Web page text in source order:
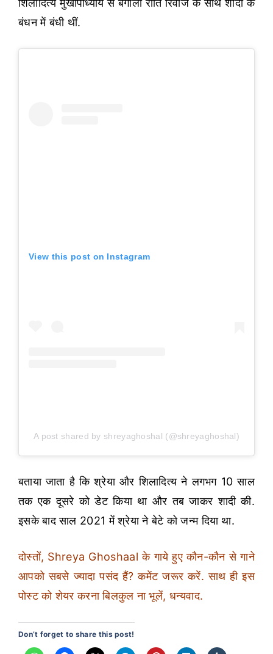
शिलादित्य मुखोपाध्याय से बंगाली रीति रिवाज के साथ शादी के
बंधन में बंधी थीं.
View this post on Instagram
A post shared by shreyaghoshal (@shreyaghoshal)
बताया जाता है कि श्रेया और शिलादित्य ने लगभग 10 साल
तक एक दूसरे को डेट किया था और तब जाकर शादी की.
इसके बाद साल 2021 में श्रेया ने बेटे को जन्म दिया था.
दोस्तों, Shreya Ghoshaal के गाये हुए कौन-कौन से गाने
आपको सबसे ज्यादा पसंद हैं? कमेंट जरूर करें. साथ ही इस
पोस्ट को शेयर करना बिलकुल ना भूलें, धन्यवाद.
Don’t forget to share this post!